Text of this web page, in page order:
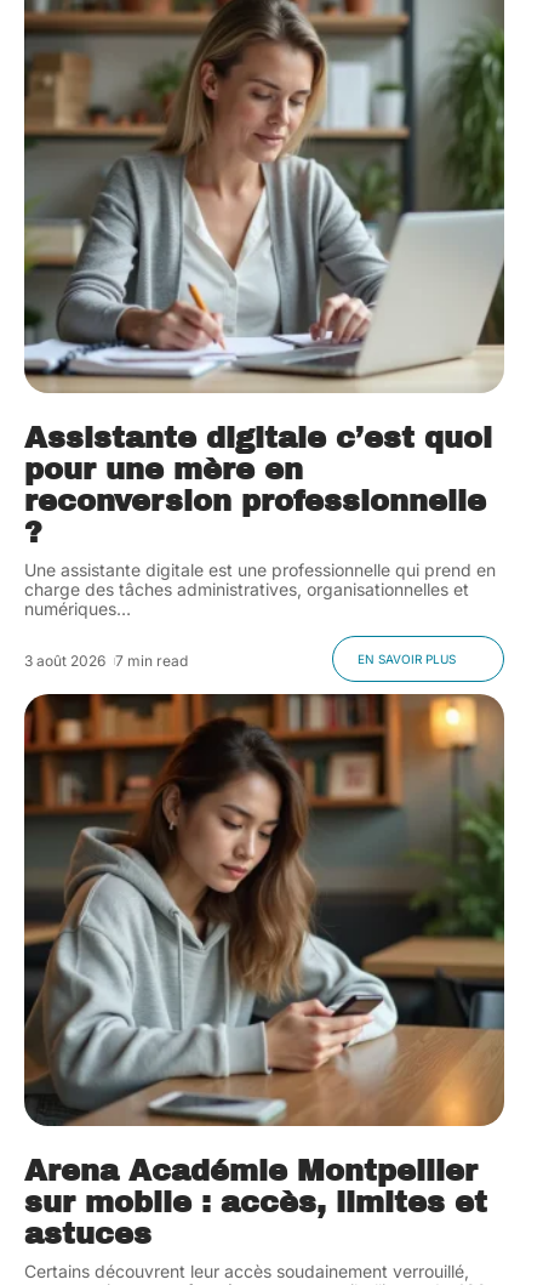
Assistante digitale c’est quoi
pour une mère en
reconversion professionnelle
?
Une assistante digitale est une professionnelle qui prend en
charge des tâches administratives, organisationnelles et
numériques…
3 août 2026 7 min read EN SAVOIR PLUS
Arena Académie Montpellier
sur mobile : accès, limites et
astuces
Certains découvrent leur accès soudainement verrouillé,